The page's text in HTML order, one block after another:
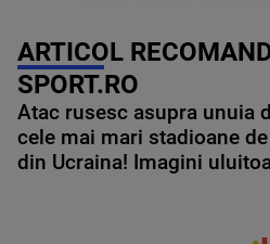
ARTICOL
SPORT.RO
Atac rusesc asupra unuia
cele mai mari stadioane
din Ucraina! Imagini